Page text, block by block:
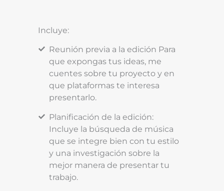
Incluye:
Reunión previa a la edición Para
que expongas tus ideas, me
cuentes sobre tu proyecto y en
que plataformas te interesa
presentarlo.
Planificación de la edición:
Incluye la búsqueda de música
que se integre bien con tu estilo
y una investigación sobre la
mejor manera de presentar tu
trabajo.